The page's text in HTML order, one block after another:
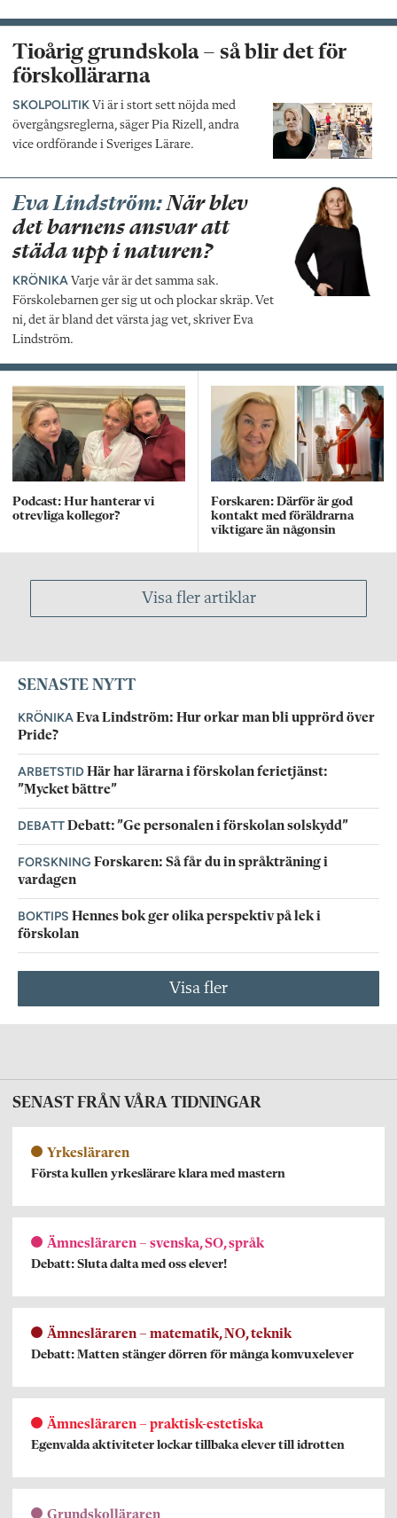
Tioårig grundskola – så blir det för
förskollärarna
SKOLPOLITIK Vi är i stort sett nöjda med
övergångsreglerna, säger Pia Rizell, andra
vice ordförande i Sveriges Lärare.
Eva Lindström:När blev
det barnens ansvar att
städa upp i naturen?
KRÖNIKA Varje vår är det samma sak.
Förskolebarnen ger sig ut och plockar skräp. Vet
ni, det är bland det värsta jag vet, skriver Eva
Lindström.
Podcast: Hur hanterar vi
otrevliga kollegor?
Forskaren: Därför är god
kontakt med föräldrarna
viktigare än någonsin
Visa fler artiklar
SENASTE NYTT
KRÖNIKA Eva Lindström: Hur orkar man bli upprörd över
Pride?
ARBETSTIDHär har lärarna i förskolan ferietjänst:
”Mycket bättre”
DEBATTDebatt: ”Ge personalen i förskolan solskydd”
FORSKNING Forskaren: Så får du in språkträning i
vardagen
BOKTIPS Hennes bok ger olika perspektiv på lek i
förskolan
Visa fler
SENAST FRÅN VÅRA TIDNINGAR
Yrkesläraren
Första kullen yrkeslärare klara med mastern
Ämnesläraren – svenska, SO, språk
Debatt: Sluta dalta med oss elever!
Ämnesläraren – matematik, NO, teknik
Debatt: Matten stänger dörren för många komvuxelever
Ämnesläraren – praktisk-estetiska
Egenvalda aktiviteter lockar tillbaka elever till idrotten